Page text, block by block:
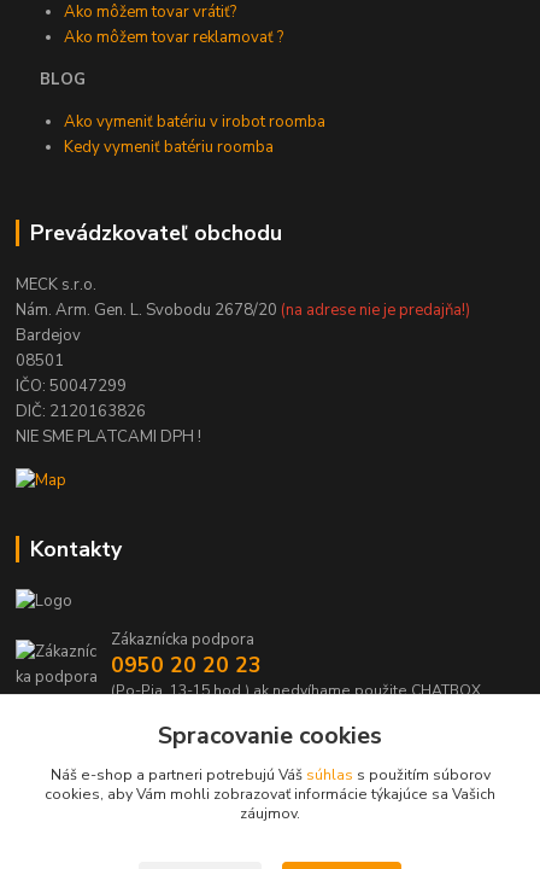
Ako môžem tovar vrátiť?
Ako môžem tovar reklamovať ?
BLOG
Ako vymeniť batériu v irobot roomba
Kedy vymeniť batériu roomba
Prevádzkovateľ obchodu
MECK s.r.o.
Nám. Arm. Gen. L. Svobodu 2678/20 (na adrese nie je predajňa!)
Bardejov
08501
IČO: 50047299
DIČ: 2120163826
NIE SME PLATCAMI DPH !
Kontakty
Zákaznícka podpora
0950 20 20 23
(Po-Pia, 13-15 hod.) ak nedvíhame použite CHATBOX
info@kabelmanie.skSpracovanie cookies
Náš e-shop a partneri potrebujú Váš súhlas s použitím súborov
cookies, aby Vám mohli zobrazovať informácie týkajúce sa Vašich
záujmov.